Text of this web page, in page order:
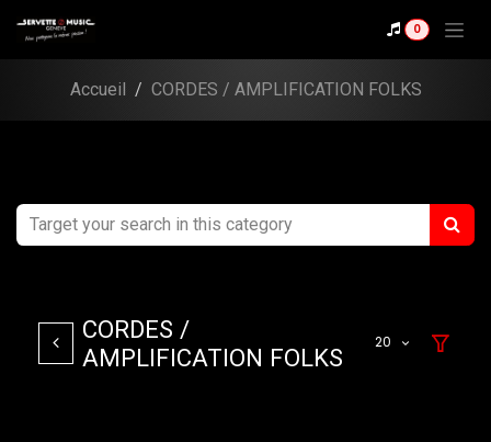
0
Accueil CORDES / AMPLIFICATION FOLKS
CORDES /
AMPLIFICATION FOLKS
20